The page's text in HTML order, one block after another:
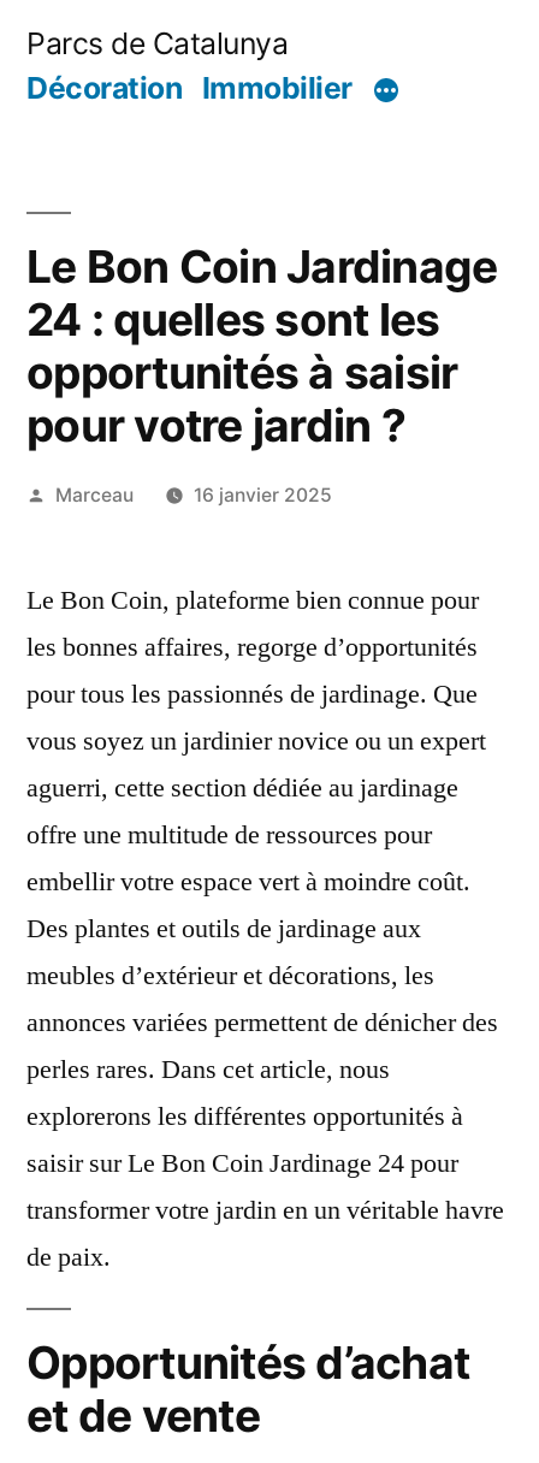
Parcs de Catalunya
Décoration Immobilier
Le Bon Coin Jardinage
24 : quelles sont les
opportunités à saisir
pour votre jardin ?
Publié
Marceau 16 janvier 2025
Le Bon Coin, plateforme bien connue pour
les bonnes affaires, regorge d’opportunités
pour tous les passionnés de jardinage. Que
vous soyez un jardinier novice ou un expert
aguerri, cette section dédiée au jardinage
offre une multitude de ressources pour
embellir votre espace vert à moindre coût.
Des plantes et outils de jardinage aux
meubles d’extérieur et décorations, les
annonces variées permettent de dénicher des
perles rares. Dans cet article, nous
explorerons les différentes opportunités à
saisir sur Le Bon Coin Jardinage 24 pour
transformer votre jardin en un véritable havre
de paix.
Opportunités d’achat
et de vente